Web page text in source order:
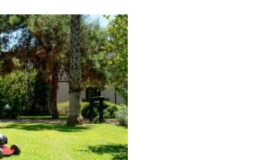
GitHub
choisir
une
caméra
de
surveillance
?
5